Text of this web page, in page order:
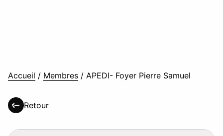
Accueil / Membres / APEDI- Foyer Pierre Samuel
Retour